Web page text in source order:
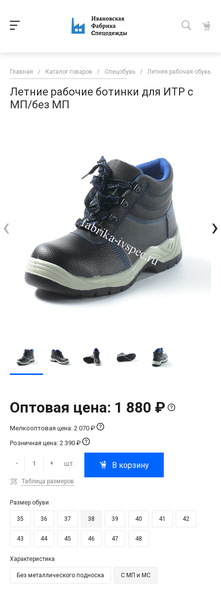
Главная / Каталог товаров / Спецобувь / Летняя рабочая обувь
Летние рабочие ботинки для ИТР с
МП/без МП
‹ ›
Оптовая цена: 1 880 ₽
Мелкооптовая цена: 2 070 ₽
Розничная цена: 2 390 ₽
- + шт. В корзину
Таблица размеров
Размер обуви
35 36 37 38 39 40 41 42
43 44 45 46 47 48
Характеристика
Без металлического подноска С МП и МС